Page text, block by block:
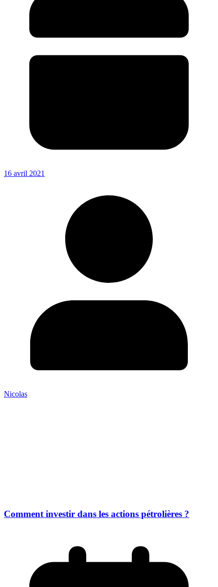
16 avril 2021
Nicolas
Comment investir dans les actions pétrolières ?